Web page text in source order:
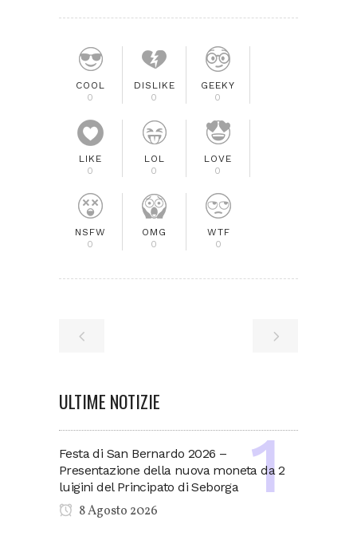
COOL
0
DISLIKE
0
GEEKY
0
LIKE
0
LOL
0
LOVE
0
NSFW
0
OMG
0
WTF
0
ULTIME NOTIZIE
Festa di San Bernardo 2026 –
Presentazione della nuova moneta da 2
luigini del Principato di Seborga
8 Agosto 2026